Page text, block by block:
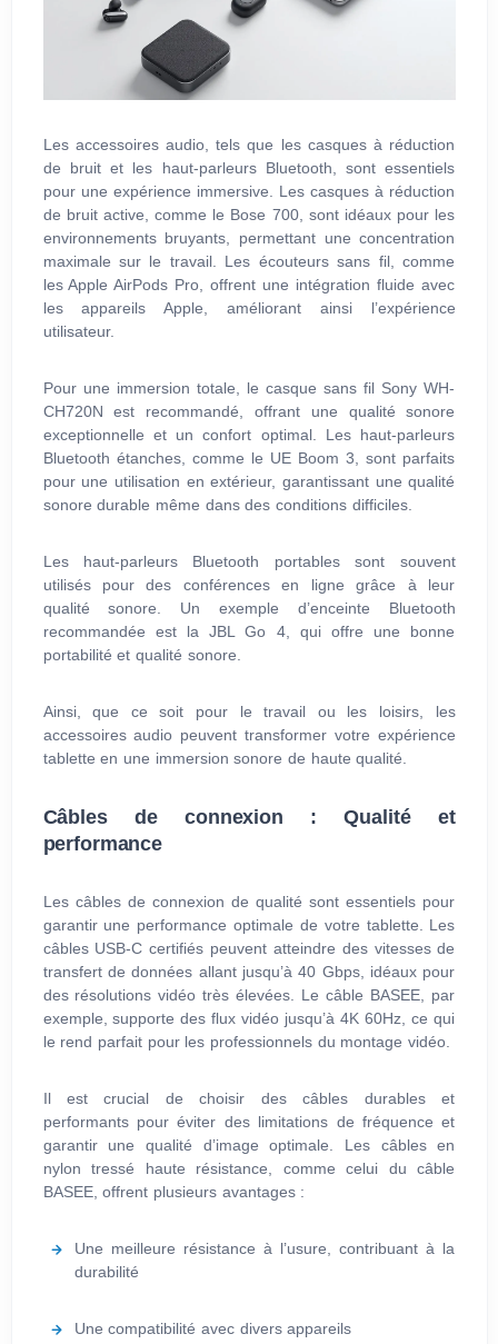
Les accessoires audio, tels que les casques à réduction
de bruit et les haut-parleurs Bluetooth, sont essentiels
pour une expérience immersive. Les casques à réduction
de bruit active, comme le Bose 700, sont idéaux pour les
environnements bruyants, permettant une concentration
maximale sur le travail. Les écouteurs sans fil, comme
les Apple AirPods Pro, offrent une intégration fluide avec
les appareils Apple, améliorant ainsi l’expérience
utilisateur.
Pour une immersion totale, le casque sans fil Sony WH-
CH720N est recommandé, offrant une qualité sonore
exceptionnelle et un confort optimal. Les haut-parleurs
Bluetooth étanches, comme le UE Boom 3, sont parfaits
pour une utilisation en extérieur, garantissant une qualité
sonore durable même dans des conditions difficiles.
Les haut-parleurs Bluetooth portables sont souvent
utilisés pour des conférences en ligne grâce à leur
qualité sonore. Un exemple d’enceinte Bluetooth
recommandée est la JBL Go 4, qui offre une bonne
portabilité et qualité sonore.
Ainsi, que ce soit pour le travail ou les loisirs, les
accessoires audio peuvent transformer votre expérience
tablette en une immersion sonore de haute qualité.
Câbles de connexion : Qualité et
performance
Les câbles de connexion de qualité sont essentiels pour
garantir une performance optimale de votre tablette. Les
câbles USB-C certifiés peuvent atteindre des vitesses de
transfert de données allant jusqu’à 40 Gbps, idéaux pour
des résolutions vidéo très élevées. Le câble BASEE, par
exemple, supporte des flux vidéo jusqu’à 4K 60Hz, ce qui
le rend parfait pour les professionnels du montage vidéo.
Il est crucial de choisir des câbles durables et
performants pour éviter des limitations de fréquence et
garantir une qualité d’image optimale. Les câbles en
nylon tressé haute résistance, comme celui du câble
BASEE, offrent plusieurs avantages :
Une meilleure résistance à l’usure, contribuant à la
durabilité
Une compatibilité avec divers appareils